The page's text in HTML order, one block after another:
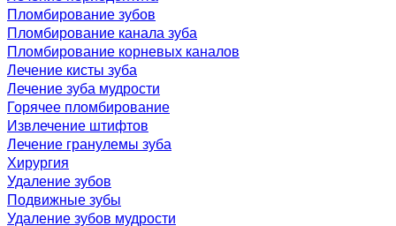
Пломбирование зубов
Пломбирование канала зуба
Пломбирование корневых каналов
Лечение кисты зуба
Лечение зуба мудрости
Горячее пломбирование
Извлечение штифтов
Лечение гранулемы зуба
Хирургия
Удаление зубов
Подвижные зубы
Удаление зубов мудрости